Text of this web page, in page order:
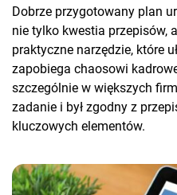
Dobrze przygotowany plan
nie tylko kwestia przepisów,
praktyczne narzędzie, które
zapobiega chaosowi
szczególnie w większych
zadanie i był zgodny z
kluczowych elementów.